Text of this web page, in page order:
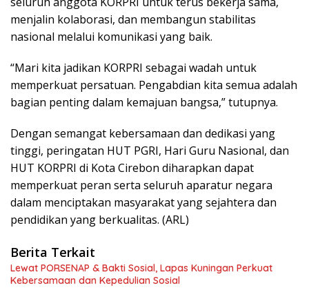
menjalin kolaborasi, dan membangun stabilitas
nasional melalui komunikasi yang baik.
“Mari kita jadikan KORPRI sebagai wadah untuk
memperkuat persatuan. Pengabdian kita semua adalah
bagian penting dalam kemajuan bangsa,” tutupnya.
Dengan semangat kebersamaan dan dedikasi yang
tinggi, peringatan HUT PGRI, Hari Guru Nasional, dan
HUT KORPRI di Kota Cirebon diharapkan dapat
memperkuat peran serta seluruh aparatur negara
dalam menciptakan masyarakat yang sejahtera dan
pendidikan yang berkualitas. (ARL)
Berita Terkait
Lewat PORSENAP & Bakti Sosial, Lapas Kuningan Perkuat
Kebersamaan dan Kepedulian Sosial